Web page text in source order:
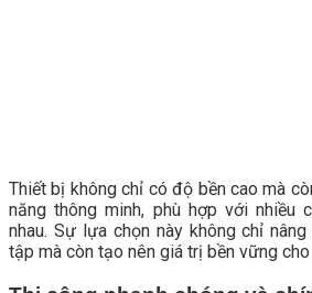
Thiết bị không chỉ có độ bền cao mà
năng thông minh, phù hợp với nhiều
nhau. Sự lựa chọn này không chỉ
tập mà còn tạo nên giá trị bền vững